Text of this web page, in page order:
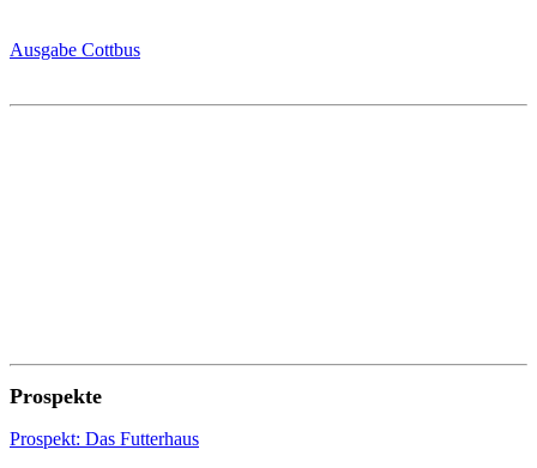
Ausgabe Cottbus
Prospekte
Prospekt: Das Futterhaus